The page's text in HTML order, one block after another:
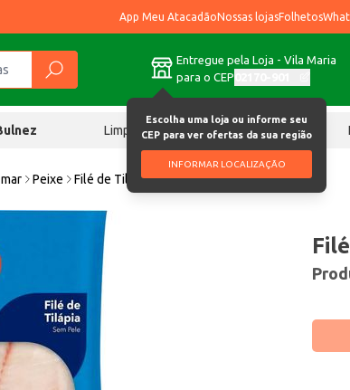
App Meu AtacadãoNossas lojasFolhetos
Entregue pela Loja - Vila Maria
para o CEP
Escolha uma loja ou informe seu
CEP para ver ofertas da sua região
INFORMAR LOCALIZAÇÃO
Limpeza Chocolates
Peixe Filé de Tilápia Swift Congelado 250g